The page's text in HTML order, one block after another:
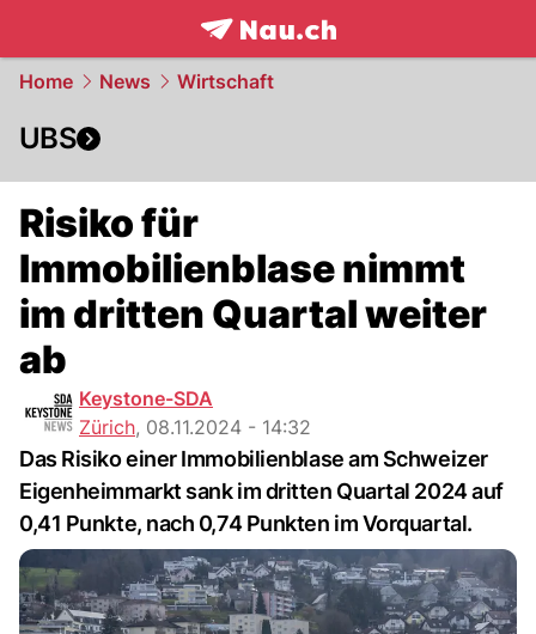
frontpage.NAU.ch
Home News Wirtschaft
UBS
Risiko für
Immobilienblase nimmt
im dritten Quartal weiter
ab
Keystone-SDA
Zürich, 08.11.2024 - 14:32
Das Risiko einer Immobilienblase am Schweizer
Eigenheimmarkt sank im dritten Quartal 2024 auf
0,41 Punkte, nach 0,74 Punkten im Vorquartal.